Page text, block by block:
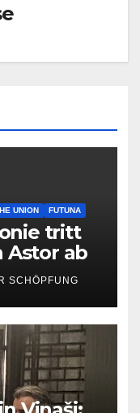
UNION FUTUNA
tritt
Astor ab
SCHÖPFUNG